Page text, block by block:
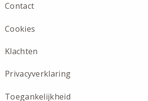
Contact
Cookies
Klachten
Privacyverklaring
Toegankelijkheid